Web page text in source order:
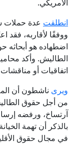
الأمريكي.
انطلقت عدة حملات
ووفقًا لأقاربه، فقد
اضطهاده هو أبحاثه
الطاليش. وأكد
اتفاقيات أو
ويرى ناشطون أن
من أجل حقوق
آرتساخ، ورفضه
بالذكر أن تهمة
في مجال حقوق